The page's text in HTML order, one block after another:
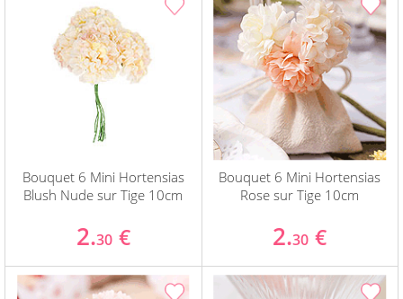
Bouquet 6 Mini Hortensias
Blush Nude sur Tige 10cm
2.30 €
Bouquet 6 Mini Hortensias
Rose sur Tige 10cm
2.30 €